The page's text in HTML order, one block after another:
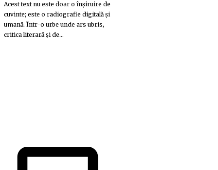
Acest text nu este doar o înșiruire de
cuvinte; este o radiografie digitală și
umană. Într-o urbe unde ars ubris,
critica literară și de...